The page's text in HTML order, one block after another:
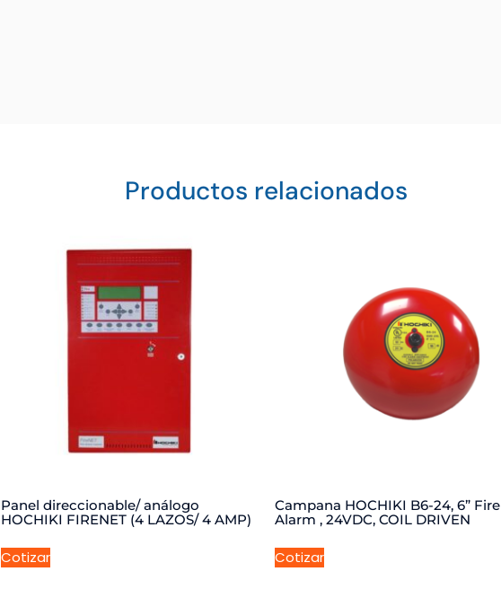
Productos relacionados
Panel direccionable/ análogo
HOCHIKI FIRENET (4 LAZOS/ 4 AMP)
Cotizar
Campana HOCHIKI B6-24, 6” Fire
Alarm , 24VDC, COIL DRIVEN
Cotizar